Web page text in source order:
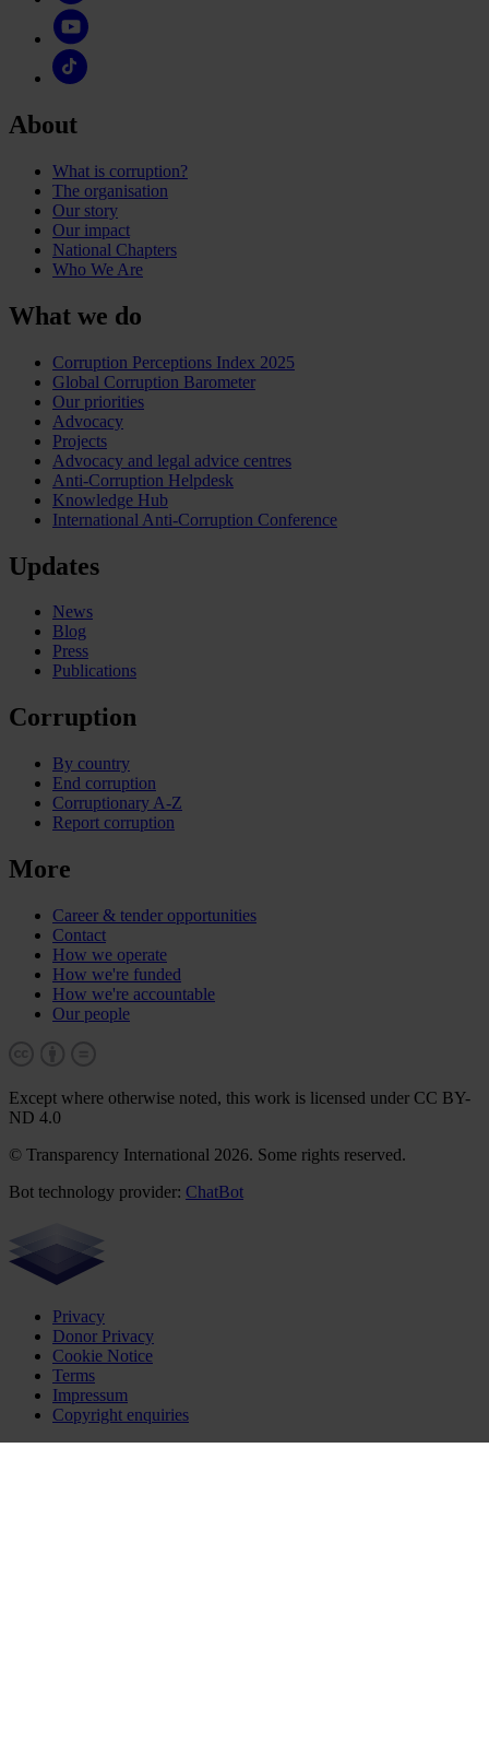
About
What is corruption?
The organisation
Our story
Our impact
National Chapters
Who We Are
What we do
Corruption Perceptions Index 2025
Global Corruption Barometer
Our priorities
Advocacy
Projects
Advocacy and legal advice centres
Anti-Corruption Helpdesk
Knowledge Hub
International Anti-Corruption Conference
Updates
News
Blog
Press
Publications
Corruption
By country
End corruption
Corruptionary A-Z
Report corruption
More
Career & tender opportunities
Contact
How we operate
How we're funded
How we're accountable
Our people
Except where otherwise noted, this work is licensed under CC BY-
ND 4.0
© Transparency International 2026. Some rights reserved.
Bot technology provider: ChatBot
Privacy
Donor Privacy
Cookie Notice
Terms
Impressum
Copyright enquiries